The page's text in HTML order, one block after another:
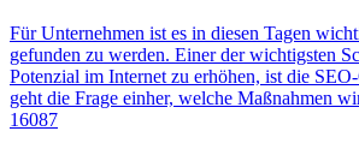
Für Unternehmen ist es in diesen Tagen
gefunden zu werden. Einer der wichtigsten
Potenzial im Internet zu erhöhen, ist die
geht die Frage einher, welche Maßnahmen
16087